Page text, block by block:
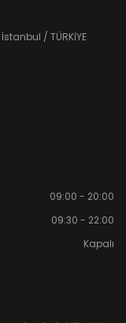
/ TÜRKİYE
09:00 - 20:00
09:30 - 22:00
Kapalı